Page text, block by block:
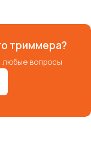
триммера?
любые вопросы